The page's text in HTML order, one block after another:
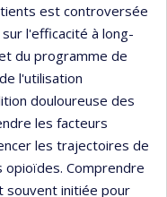
est controversée
l'efficacité à long-
du programme de
l'utilisation
douloureuse des
les facteurs
les trajectoires de
Comprendre
souvent initiée pour